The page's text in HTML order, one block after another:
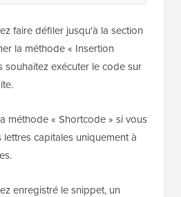
faire défiler jusqu'à la section
la méthode « Insertion
souhaitez exécuter le code sur
méthode « Shortcode » si vous
capitales uniquement à
enregistré le snippet, un